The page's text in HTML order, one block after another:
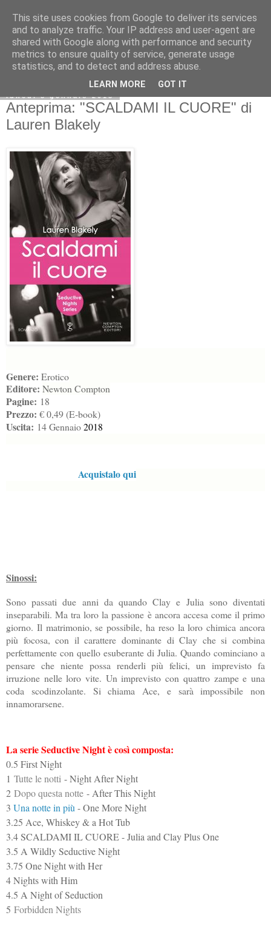
lunedì 8 gennaio 2018
Anteprima: "SCALDAMI IL CUORE" di
Lauren Blakely
Genere: Erotico
Editore: Newton Compton
Pagine: 18
Prezzo: € 0,49 (E-book)
Uscita: 14 Gennaio2018
Acquistalo qui
Sinossi:
Sono passati due anni da quando Clay e Julia sono diventati
inseparabili. Ma tra loro la passione è ancora accesa come il primo
giorno. Il matrimonio, se possibile, ha reso la loro chimica ancora
più focosa, con il carattere dominante di Clay che si combina
perfettamente con quello esuberante di Julia. Quando cominciano a
pensare che niente possa renderli più felici, un imprevisto fa
irruzione nelle loro vite. Un imprevisto con quattro zampe e una
coda scodinzolante. Si chiama Ace, e sarà impossibile non
innamorarsene.
La serie Seductive Night è così composta:
0.5 First Night
1 Tutte le notti - Night After Night
2 Dopo questa notte - After This Night
3 Una notte in più - One More Night
3.25 Ace, Whiskey & a Hot Tub
3.4 SCALDAMI IL CUORE - Julia and Clay Plus One
3.5 A Wildly Seductive Night
3.75 One Night with Her
4 Nights with Him
4.5 A Night of Seduction
5 Forbidden Nights
This site uses cookies from Google to deliver its services
and to analyze traffic. Your IP address and user-agent are
shared with Google along with performance and security
metrics to ensure quality of service, generate usage
statistics, and to detect and address abuse.
LEARN MORE GOT IT